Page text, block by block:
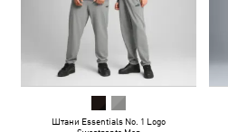
Штани Essentials No. 1 Logo